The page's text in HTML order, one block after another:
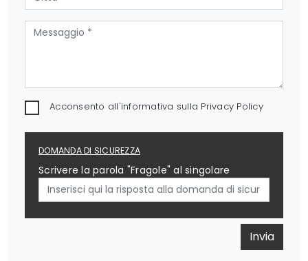
Acconsento all'informativa sulla Privacy Policy
DOMANDA DI SICUREZZA
Scrivere la parola "Fragole" al singolare
Invia